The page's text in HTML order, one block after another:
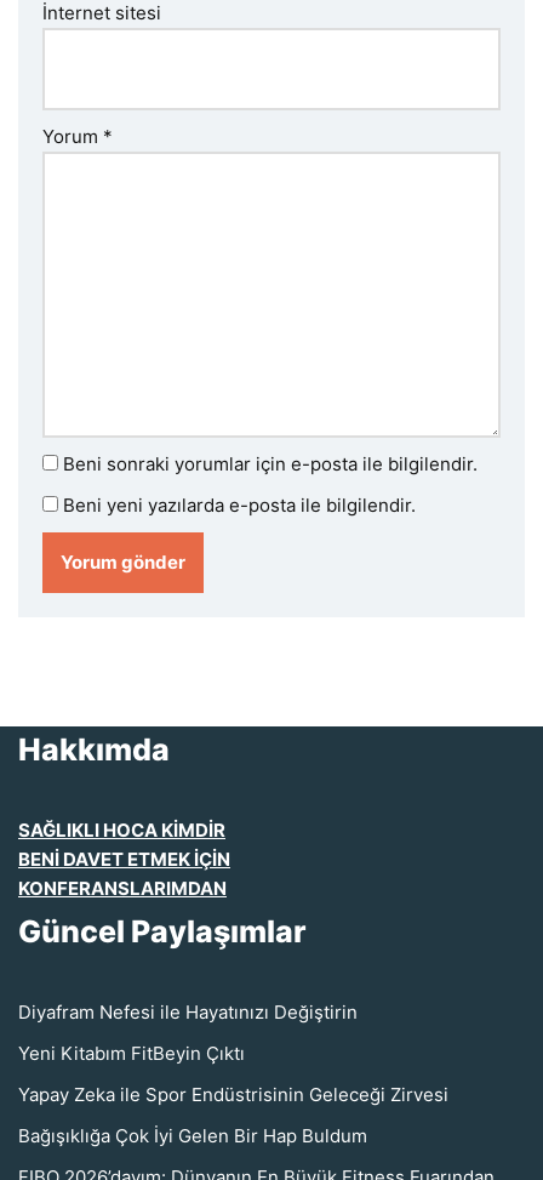
İnternet sitesi
Yorum *
Beni sonraki yorumlar için e-posta ile bilgilendir.
Beni yeni yazılarda e-posta ile bilgilendir.
Hakkımda
SAĞLIKLI HOCA KİMDİR
BENİ DAVET ETMEK İÇİN
KONFERANSLARIMDAN
Güncel Paylaşımlar
Diyafram Nefesi ile Hayatınızı Değiştirin
Yeni Kitabım FitBeyin Çıktı
Yapay Zeka ile Spor Endüstrisinin Geleceği Zirvesi
Bağışıklığa Çok İyi Gelen Bir Hap Buldum